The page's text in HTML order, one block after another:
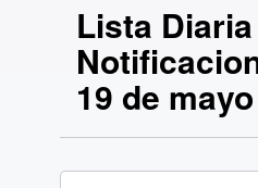
Lista
19 de